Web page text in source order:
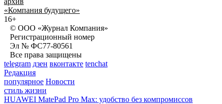
«Компания будущего»
16+
© ООО «Журнал Компания»
Регистрационный номер
Эл № ФС77-80561
Все права защищены
telegram дзен вконтакте tenchat
Редакция
популярное Новости
стиль жизни
HUAWEI MatePad Pro Max: удобство без компромиссов